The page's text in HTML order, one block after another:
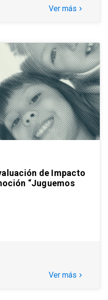
Ver más keyboard_arrow_right
de Impacto
“Juguemos
Ver más keyboard_arrow_right